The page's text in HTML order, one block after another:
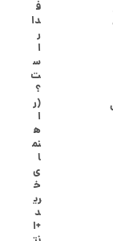
ف
دا
ر
ا
س
ت
؟
(ر
ا
ه
نم
ا
ی
خ
ری
د
+ا
ط
ز
ک
ا
ل
ک
ش
ی
ن
ی
م
ا
6
4
4
3
,
0
0
0
ت